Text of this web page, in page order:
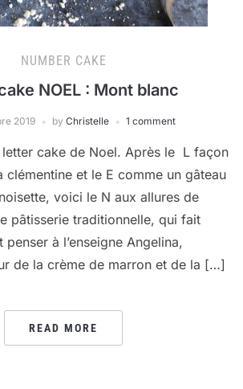
NUMBER CAKE
NOEL : Mont blanc
2019 by Christelle 1 comment
cake de Noel. Après le L façon
clémentine et le E comme un gâteau
voici le N aux allures de
pâtisserie traditionnelle, qui fait
à l’enseigne Angelina,
de la crème de marron et de la […]
READ MORE